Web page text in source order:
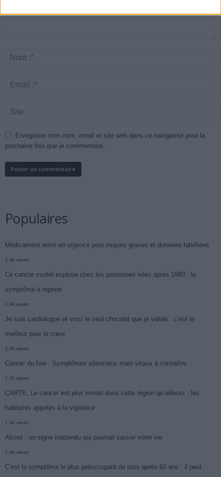
Enregistrer mon nom, email et site web dans ce navigateur pour la
prochaine fois que je commenterai.
Populaires
Médicament retiré en urgence pour risques graves et données falsifiées
2.9k views
Ce cancer mortel explose chez les personnes nées après 1980 : le
symptôme à repérer
1.9k views
Je suis cardiologue et voici le seul chocolat que je valide : c’est le
meilleur pour le cœur
1.8k views
Cancer du foie : Symptômes silencieux mais vitaux à connaître
1.7k views
CARTE. Le cancer est plus mortel dans cette région qu’ailleurs : les
habitants appelés à la vigilance
1.5k views
Alcool : un signe inattendu qui pourrait sauver votre vie
1.4k views
C’est le symptôme le plus préoccupant de tous après 60 ans : il peut